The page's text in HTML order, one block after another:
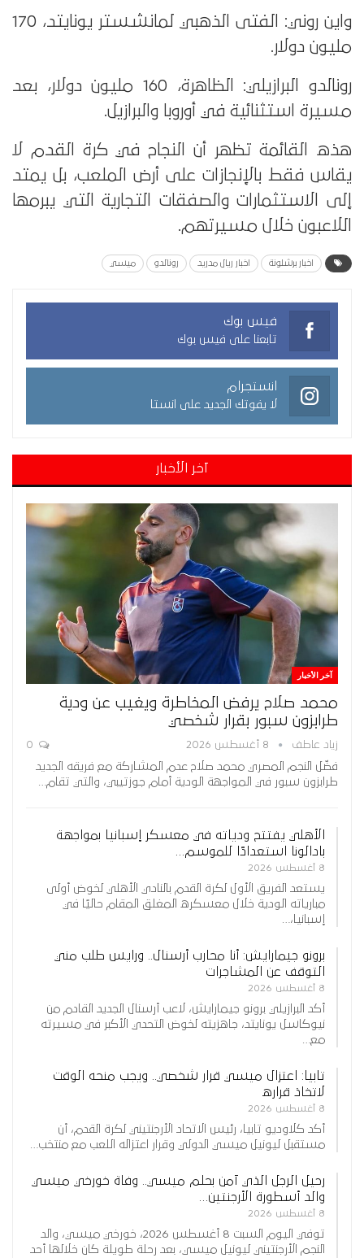
واين روني: الفتى الذهبي لمانشستر يونايتد، 170
مليون دولار.
رونالدو البرازيلي: الظاهرة، 160 مليون دولار، بعد
مسيرة استثنائية في أوروبا والبرازيل.
هذه القائمة تظهر أن النجاح في كرة القدم لا
يقاس فقط بالإنجازات على أرض الملعب، بل يمتد
إلى الاستثمارات والصفقات التجارية التي يبرمها
اللاعبون خلال مسيرتهم.
اخبار برشلونة اخبار ريال مدريد رونالدو ميسي
فيس بوك
تابعنا على فيس بوك
انستجرام
لا يفوتك الجديد على انستا
آخر الأخبار
آخر الأخبار
محمد صلاح يرفض المخاطرة ويغيب عن ودية
طرابزون سبور بقرار شخصي
زياد عاطف 8 أغسطس 2026
فضّل النجم المصري محمد صلاح عدم المشاركة مع فريقه الجديد
طرابزون سبور في المواجهة الودية أمام جوزتيبي، والتي تقام…
الأهلي يفتتح ودياته في معسكر إسبانيا بمواجهة
بادالونا استعدادًا للموسم…
8 أغسطس 2026
يستعد الفريق الأول لكرة القدم بالنادي الأهلي لخوض أولى
مبارياته الودية خلال معسكره المغلق المقام حاليًا في
إسبانيا،…
برونو جيمارايش: أنا محارب أرسنال.. ورايس طلب مني
التوقف عن المشاجرات
8 أغسطس 2026
أكد البرازيلي برونو جيمارايش، لاعب أرسنال الجديد القادم من
نيوكاسل يونايتد، جاهزيته لخوض التحدي الأكبر في مسيرته
مع…
تابيا: اعتزال ميسي قرار شخصي.. ويجب منحه الوقت
لاتخاذ قراره
8 أغسطس 2026
أكد كلاوديو تابيا، رئيس الاتحاد الأرجنتيني لكرة القدم، أن
مستقبل ليونيل ميسي الدولي وقرار اعتزاله اللعب مع منتخب…
رحيل الرجل الذي آمن بحلم ميسي.. وفاة خورخي ميسي
والد أسطورة الأرجنتين…
8 أغسطس 2026
توفي اليوم السبت 8 أغسطس 2026، خورخي ميسي، والد
النجم الأرجنتيني ليونيل ميسي، بعد رحلة طويلة كان خلالها أحد